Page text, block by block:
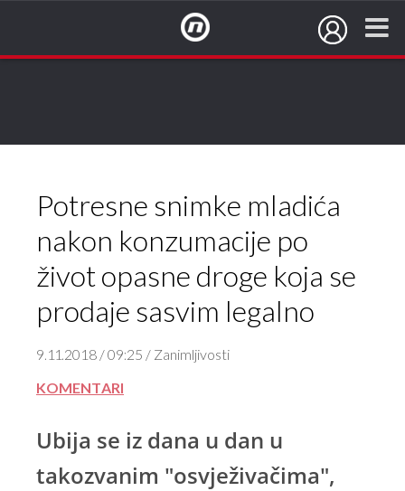
Potresne snimke mladića
nakon konzumacije po
život opasne droge koja se
prodaje sasvim legalno
9.11.2018 / 09:25 / Zanimljivosti
KOMENTARI
Ubija se iz dana u dan u
takozvanim "osvježivačima",